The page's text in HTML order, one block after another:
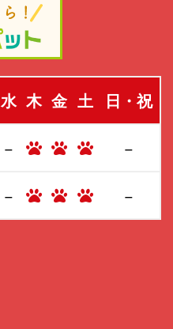
水 木 金 土 日・祝
− −
− −